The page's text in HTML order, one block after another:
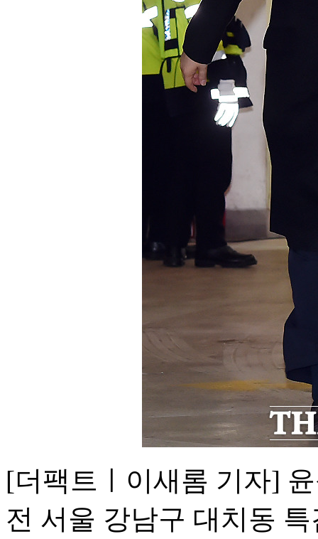
[더팩트ㅣ이새롬 기자]
전 서울 강남구 대치동